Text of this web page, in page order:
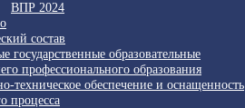
ВПР 2024
состав
государственные образовательные
профессионального образования
техническое обеспечение и оснащенность
процесса